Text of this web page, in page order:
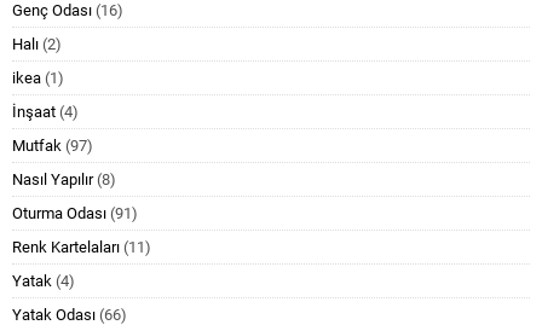
Genç Odası (16)
Halı (2)
ikea (1)
İnşaat (4)
Mutfak (97)
Nasıl Yapılır(8)
Oturma Odası (91)
Renk Kartelaları (11)
Yatak (4)
Yatak Odası (66)